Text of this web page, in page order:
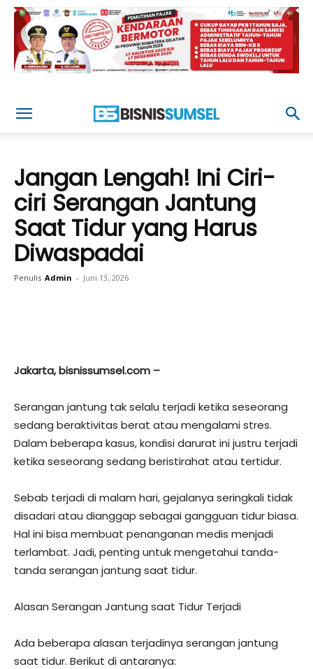
Jangan Lengah! Ini Ciri-
ciri Serangan Jantung
Saat Tidur yang Harus
Diwaspadai
Penulis Admin - Juni 13, 2026
Jakarta, bisnissumsel.com –
Serangan jantung tak selalu terjadi ketika seseorang
sedang beraktivitas berat atau mengalami stres.
Dalam beberapa kasus, kondisi darurat ini justru terjadi
ketika seseorang sedang beristirahat atau tertidur.
Sebab terjadi di malam hari, gejalanya seringkali tidak
disadari atau dianggap sebagai gangguan tidur biasa.
Hal ini bisa membuat penanganan medis menjadi
terlambat. Jadi, penting untuk mengetahui tanda-
tanda serangan jantung saat tidur.
Alasan Serangan Jantung saat Tidur Terjadi
Ada beberapa alasan terjadinya serangan jantung
saat tidur. Berikut di antaranya: